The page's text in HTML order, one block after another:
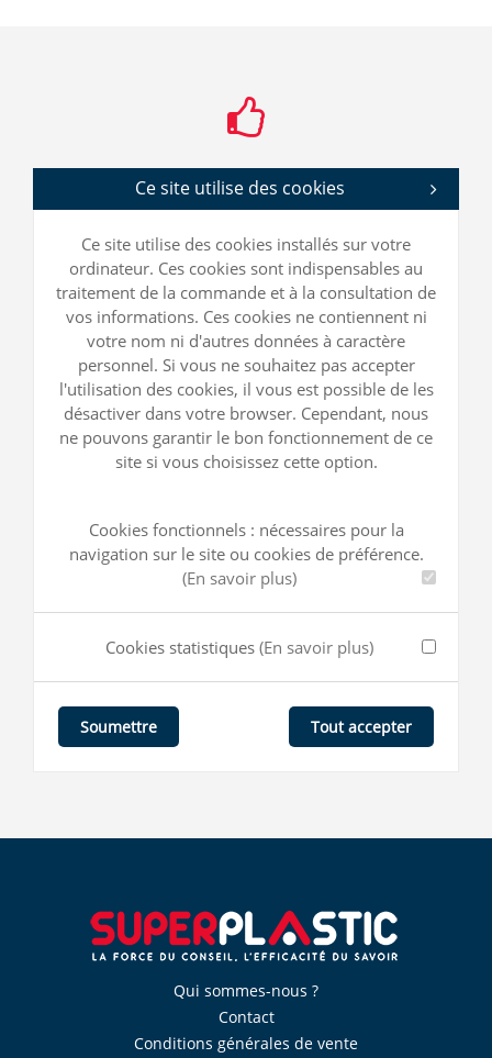
Ce site utilise des cookies
Ce site utilise des cookies installés sur votre
ordinateur. Ces cookies sont indispensables au
traitement de la commande et à la consultation de
vos informations. Ces cookies ne contiennent ni
votre nom ni d'autres données à caractère
personnel. Si vous ne souhaitez pas accepter
l'utilisation des cookies, il vous est possible de les
désactiver dans votre browser. Cependant, nous
ne pouvons garantir le bon fonctionnement de ce
site si vous choisissez cette option.
Cookies fonctionnels : nécessaires pour la
navigation sur le site ou cookies de préférence.
(En savoir plus)
Cookies statistiques (En savoir plus)
Soumettre Tout accepter
Qui sommes-nous ?
Contact
Conditions générales de vente